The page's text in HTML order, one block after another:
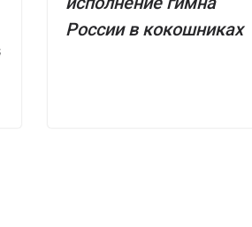
России в кокошниках